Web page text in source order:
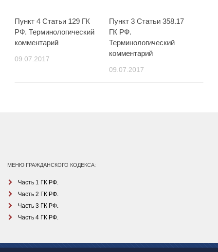
Пункт 4 Статьи 129 ГК
РФ. Терминологический
комментарий
09.07.2017
Пункт 3 Статьи 358.17
ГК РФ.
Терминологический
комментарий
09.07.2017
МЕНЮ ГРАЖДАНСКОГО КОДЕКСА:
Часть 1 ГК РФ.
Часть 2 ГК РФ.
Часть 3 ГК РФ.
Часть 4 ГК РФ.